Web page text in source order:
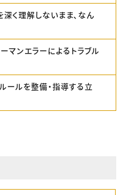
く理解しないまま、なん
マンエラーによるトラブル
ールを整備・指導する立